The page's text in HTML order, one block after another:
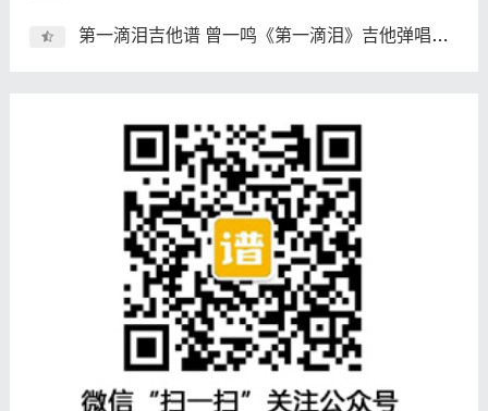
第一滴泪吉他谱 曾一鸣《第一滴泪》吉他弹唱谱 六线谱